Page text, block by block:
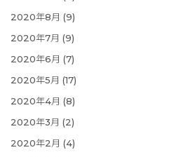
2020年8月 (9)
2020年7月 (9)
2020年6月 (7)
2020年5月 (17)
2020年4月 (8)
2020年3月 (2)
2020年2月 (4)